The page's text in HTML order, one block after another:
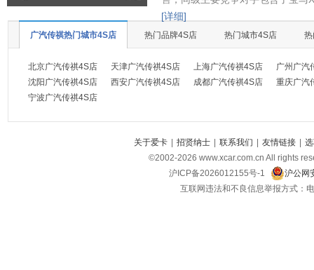
[详细]
广汽传祺热门城市4S店 热门品牌4S店 热门城市4S店
北京广汽传祺4S店 天津广汽传祺4S店 上海广汽传祺4S店
广州广汽
沈阳广汽传祺4S店
西安广汽传祺4S店 成都广汽传祺4S店
重庆广汽
宁波广汽传祺4S店
关于爱卡 | 招贤纳士 | 联系我们 | 友情链接 |
©2002-2026 www.xcar.com.cn All rights
沪ICP备2026012155号-1
沪公网
互联网违法和不良信息举报方式：